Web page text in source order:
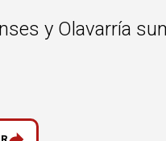
y Olavarría